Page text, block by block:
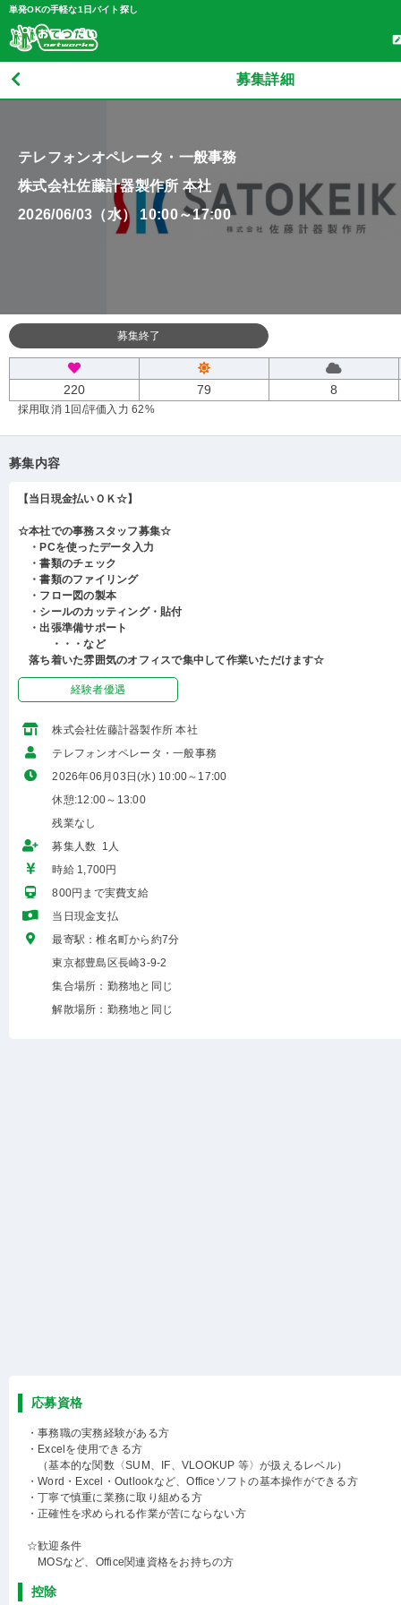
単発OKの手軽な1日バイト探し
募集詳細
テレフォンオペレータ・一般事務
株式会社佐藤計器製作所 本社
2026/06/03（水） 10:00～17:00
募集終了
220 79 8
採用取消 1回 /評価入力 62%
募集内容
【当日現金払いＯＫ☆】
☆本社での事務スタッフ募集☆
・PCを使ったデータ入力
・書類のチェック
・書類のファイリング
・フロー図の製本
・シールのカッティング・貼付
・出張準備サポート
・・・など
落ち着いた雰囲気のオフィスで集中して作業いただけます☆
経験者優遇
株式会社佐藤計器製作所 本社
テレフォンオペレータ・一般事務
2026年06月03日(水) 10:00～17:00
休憩:12:00～13:00
残業なし
募集人数 1人
時給 1,700円
800円まで実費支給
当日現金支払
最寄駅：椎名町から約7分
東京都豊島区長崎3-9-2
集合場所：勤務地と同じ
解散場所：勤務地と同じ
応募資格
・事務職の実務経験がある方
・Excelを使用できる方
（基本的な関数〈SUM、IF、VLOOKUP 等〉が扱えるレベル）
・Word・Excel・Outlookなど、Officeソフトの基本操作ができる方
・丁寧で慎重に業務に取り組める方
・正確性を求められる作業が苦にならない方
☆歓迎条件
MOSなど、Office関連資格をお持ちの方
控除